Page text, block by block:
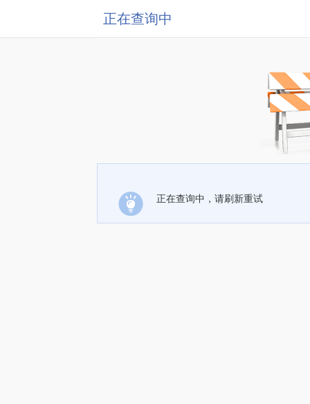
正在查询中
正在查询中，请刷新重试